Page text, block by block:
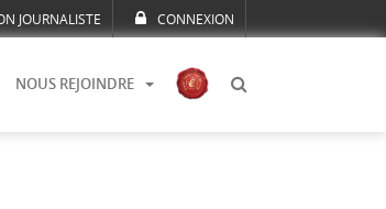
JOURNALISTE CONNEXION
NOUS REJOINDRE